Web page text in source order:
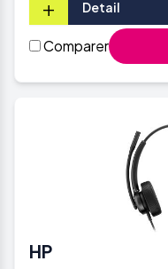
+ Detail
Comparer
HP